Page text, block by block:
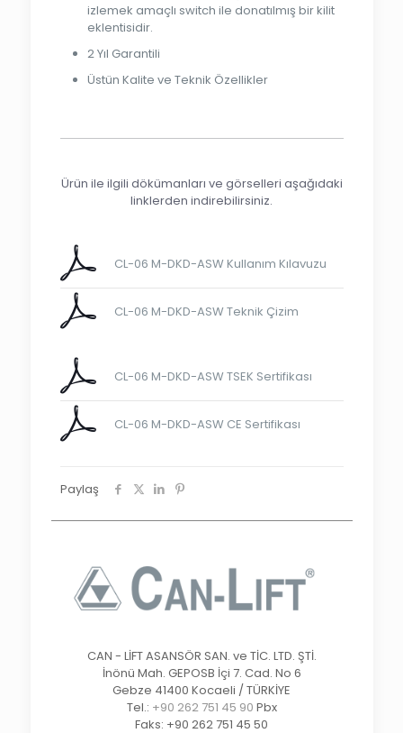
izlemek amaçlı switch ile donatılmış bir kilit
eklentisidir.
2 Yıl Garantili
Üstün Kalite ve Teknik Özellikler
Ürün ile ilgili dökümanları ve görselleri aşağıdaki
linklerden indirebilirsiniz.
CL-06 M-DKD-ASW Kullanım Kılavuzu
CL-06 M-DKD-ASW Teknik Çizim
CL-06 M-DKD-ASW TSEK Sertifikası
CL-06 M-DKD-ASW CE Sertifikası
Paylaş
CAN - LİFT ASANSÖR SAN. ve TİC. LTD. ŞTİ.
İnönü Mah. GEPOSB İçi 7. Cad. No 6
Gebze 41400 Kocaeli / TÜRKİYE
Tel.: +90 262 751 45 90 Pbx
Faks: +90 262 751 45 50